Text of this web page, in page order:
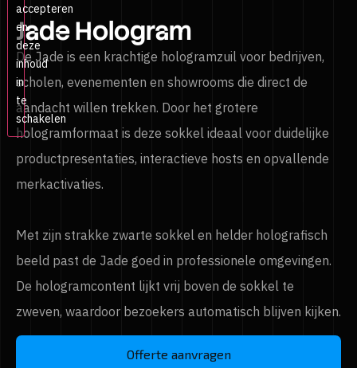
accepteren
en
deze
inhoud
in
te
schakelen
Jade Hologram
De Jade is een krachtige hologramzuil voor bedrijven,
scholen, evenementen en showrooms die direct de
aandacht willen trekken. Door het grotere
hologramformaat is deze sokkel ideaal voor duidelijke
productpresentaties, interactieve hosts en opvallende
merkactivaties.
Met zijn strakke zwarte sokkel en helder holografisch
beeld past de Jade goed in professionele omgevingen.
De hologramcontent lijkt vrij boven de sokkel te
zweven, waardoor bezoekers automatisch blijven kijken.
Offerte aanvragen